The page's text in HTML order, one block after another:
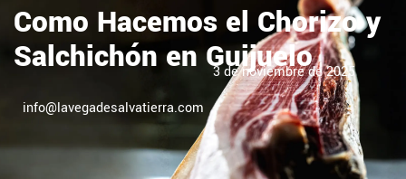
Como Hacemos el Chorizo y
Salchichón en Guijuelo
info@lavegadesalvatierra.com
3 de noviembre de 2025